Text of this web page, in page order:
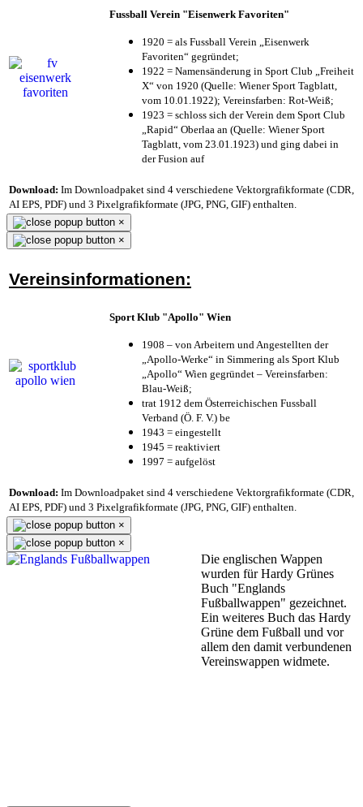
Fussball Verein "Eisenwerk Favoriten"
1920 = als Fussball Verein „Eisenwerk
Favoriten“ gegründet;
1922 = Namensänderung in Sport Club „Freiheit
X“ von 1920 (Quelle: Wiener Sport Tagblatt,
vom 10.01.1922); Vereinsfarben: Rot-Weiß;
1923 = schloss sich der Verein dem Sport Club
„Rapid“ Oberlaa an (Quelle: Wiener Sport
Tagblatt, vom 23.01.1923) und ging dabei in
der Fusion auf
Download: Im Downloadpaket sind 4 verschiedene Vektorgrafikformate (CDR,
AI EPS, PDF) und 3 Pixelgrafikformate (JPG, PNG, GIF) enthalten.
×
×
Vereinsinformationen:
Sport Klub "Apollo" Wien
1908 – von Arbeitern und Angestellten der
„Apollo-Werke“ in Simmering als Sport Klub
„Apollo“ Wien gegründet – Vereinsfarben:
Blau-Weiß;
trat 1912 dem Österreichischen Fussball
Verband (Ö. F. V.) be
1943 = eingestellt
1945 = reaktiviert
1997 = aufgelöst
Download: Im Downloadpaket sind 4 verschiedene Vektorgrafikformate (CDR,
AI EPS, PDF) und 3 Pixelgrafikformate (JPG, PNG, GIF) enthalten.
×
×
Die englischen Wappen
wurden für Hardy Grünes
Buch "Englands
Fußballwappen" gezeichnet.
Ein weiteres Buch das Hardy
Grüne dem Fußball und vor
allem den damit verbundenen
Vereinswappen widmete.